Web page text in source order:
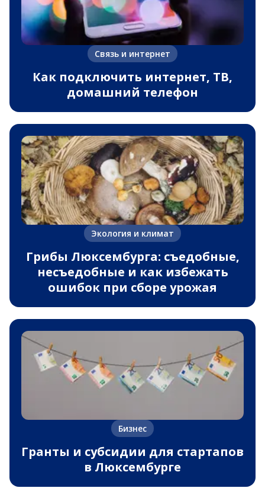
Связь и интернет
Как подключить интернет, ТВ,
домашний телефон
Экология и климат
Грибы Люксембурга: съедобные,
несъедобные и как избежать
ошибок при сборе урожая
Бизнес
Гранты и субсидии для стартапов
в Люксембурге